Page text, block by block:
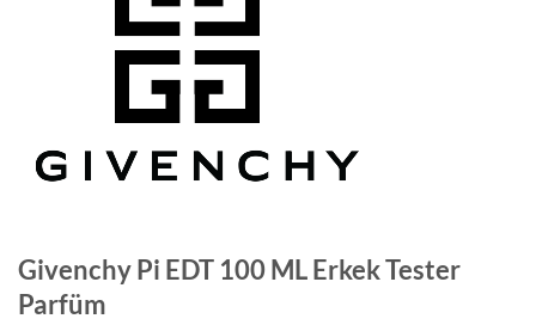
Givenchy Pi EDT 100 ML Erkek Tester
Parfüm